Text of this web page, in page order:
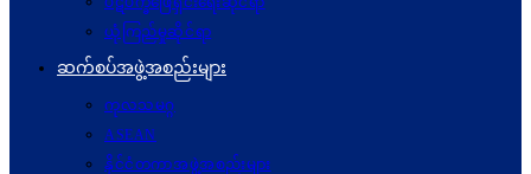
ယုံကြည်မှုဆိုင်ရာ
ဆက်စပ်အဖွဲ့အစည်းများ
ကုလသမဂ္ဂ
ASEAN
နိုင်ငံတကာအဖွဲ့အစည်းများ